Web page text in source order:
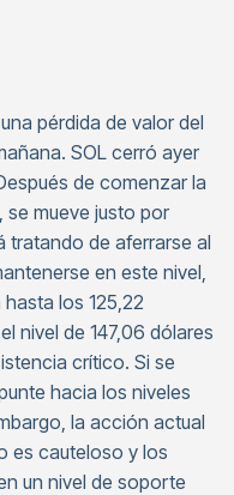
pérdida de valor del
SOL cerró ayer
de comenzar la
se mueve justo por
tratando de aferrarse al
en este nivel,
los 125,22
nivel de 147,06 dólares
crítico. Si se
hacia los niveles
la acción actual
es cauteloso y los
un nivel de soporte